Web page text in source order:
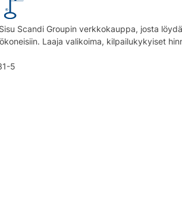
Scandi Groupin verkkokauppa, josta
Laaja valikoima, kilpailukykyiset
5
Instagram
us on Linkedin